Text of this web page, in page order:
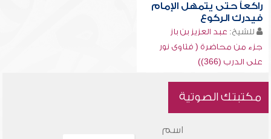
راكعاً حتى يتمهل الإمام
فيدرك الركوع
للشيخ: عبد العزيز بن باز
جزء من محاضرة ( فتاوى نور
على الدرب (366))
مكتبتك الصوتية
اسم